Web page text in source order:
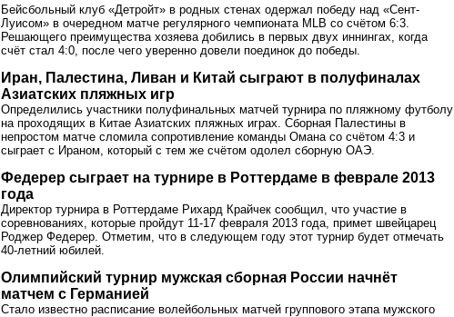
Бейсбольный клуб «Детройт» в родных стенах одержал победу над «Сент-
Луисом» в очередном матче регулярного чемпионата MLB со счётом 6:3.
Решающего преимущества хозяева добились в первых двух иннингах, когда
счёт стал 4:0, после чего уверенно довели поединок до победы.
Иран, Палестина, Ливан и Китай сыграют в полуфиналах
Азиатских пляжных игр
Определились участники полуфинальных матчей турнира по пляжному футболу
на проходящих в Китае Азиатских пляжных играх. Сборная Палестины в
непростом матче сломила сопротивление команды Омана со счётом 4:3 и
сыграет с Ираном, который с тем же счётом одолел сборную ОАЭ.
Федерер сыграет на турнире в Роттердаме в феврале 2013
года
Директор турнира в Роттердаме Рихард Крайчек сообщил, что участие в
соревнованиях, которые пройдут 11-17 февраля 2013 года, примет швейцарец
Роджер Федерер. Отметим, что в следующем году этот турнир будет отмечать
40-летний юбилей.
Олимпийский турнир мужская сборная России начнёт
матчем с Германией
Стало известно расписание волейбольных матчей группового этапа мужского